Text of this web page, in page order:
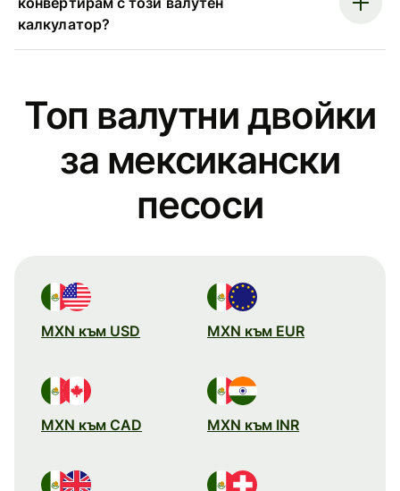
калкулатор?
Топ валутни двойки
за мексикански
песоси
MXN към USD MXN към EUR
MXN към CAD MXN към INR